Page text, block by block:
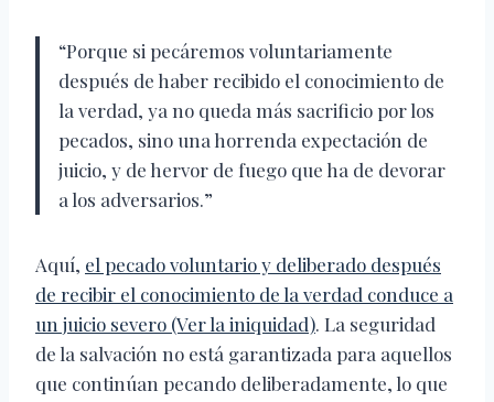
“Porque si pecáremos voluntariamente
después de haber recibido el conocimiento de
la verdad, ya no queda más sacrificio por los
pecados, sino una horrenda expectación de
juicio, y de hervor de fuego que ha de devorar
a los adversarios.”
Aquí, el pecado voluntario y deliberado después
de recibir el conocimiento de la verdad conduce a
un juicio severo (Ver la iniquidad). La seguridad
de la salvación no está garantizada para aquellos
que continúan pecando deliberadamente, lo que